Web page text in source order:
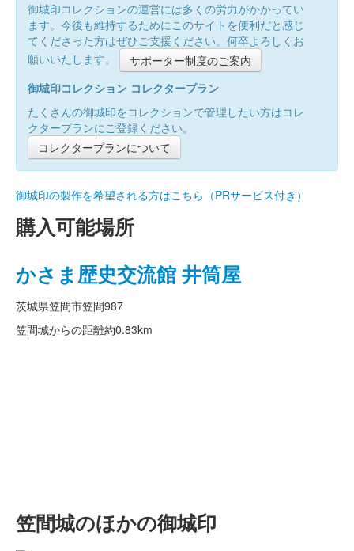
御城印コレクションの運営には多くの労力がかかってい
ます。今後も維持するためにこのサイトを便利だと感じ
てくださった方はぜひご支援ください。何卒よろしくお
願いいたします。
サポーター制度のご案内
御城印コレクション コレクタープラン
たくさんの御城印をコレクションで管理したい方はコレ
クタープランにご登録ください。
コレクタープランについて
御城印の製作を希望される方はこちら（PRサービス付き）
購入可能場所
かさま歴史交流館 井筒屋
茨城県笠間市笠間987
笠間城からの距離約0.83km
笠間城のほかの御城印